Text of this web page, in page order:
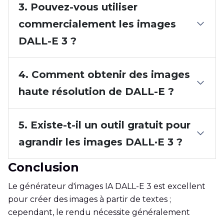
3. Pouvez-vous utiliser
commercialement les images
DALL-E 3 ?
4. Comment obtenir des images
haute résolution de DALL-E ?
5. Existe-t-il un outil gratuit pour
agrandir les images DALL·E 3 ?
Conclusion
Le générateur d'images IA DALL-E 3 est excellent
pour créer des images à partir de textes ;
cependant, le rendu nécessite généralement